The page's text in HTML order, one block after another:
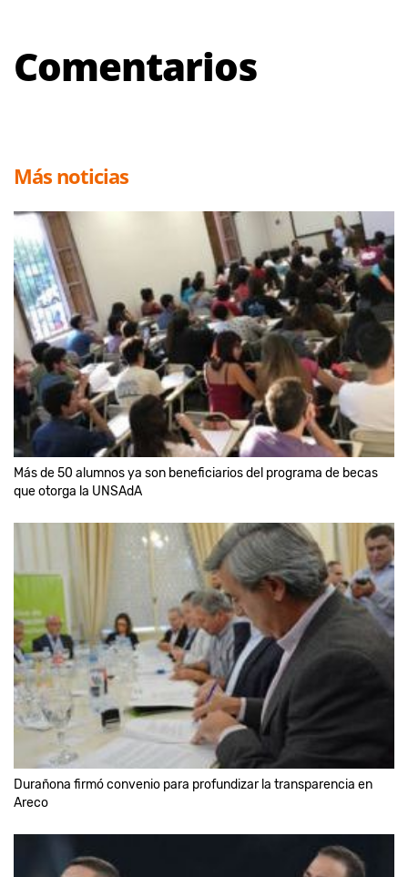
Comentarios
Más noticias
Más de 50 alumnos ya son beneficiarios del programa de becas
que otorga la UNSAdA
Durañona firmó convenio para profundizar la transparencia en
Areco